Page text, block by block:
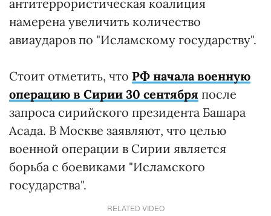
антитеррористическая коалиция
намерена увеличить количество
авиаударов по "Исламскому государству".
Стоит отметить, что РФ начала военную
операцию в Сирии 30 сентября после
запроса сирийского президента Башара
Асада. В Москве заявляют, что целью
военной операции в Сирии является
борьба с боевиками "Исламского
государства".
RELATED VIDEO